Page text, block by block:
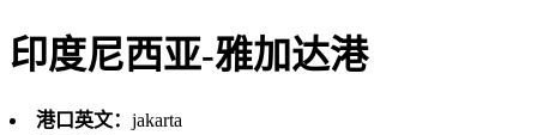
印度尼西亚-雅加达港
港口英文： jakarta